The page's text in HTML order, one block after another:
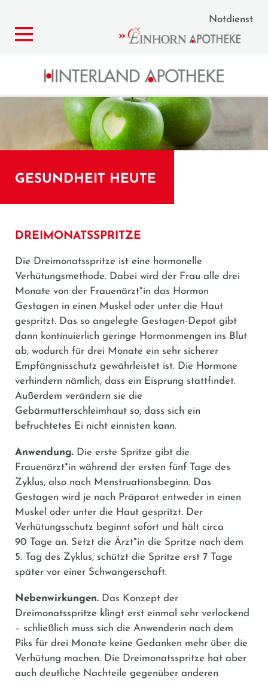
Notdienst
GESUNDHEIT HEUTE
DREIMONATSSPRITZE
Die Dreimonatsspritze ist eine hormonelle
Verhütungsmethode. Dabei wird der Frau alle drei
Monate von der Frauenärzt*in das Hormon
Gestagen in einen Muskel oder unter die Haut
gespritzt. Das so angelegte Gestagen-Depot gibt
dann kontinuierlich geringe Hormonmengen ins Blut
ab, wodurch für drei Monate ein sehr sicherer
Empfängnisschutz gewährleistet ist. Die Hormone
verhindern nämlich, dass ein Eisprung stattfindet.
Außerdem verändern sie die
Gebärmutterschleimhaut so, dass sich ein
befruchtetes Ei nicht einnisten kann.
Anwendung. Die erste Spritze gibt die
Frauenärzt*in während der ersten fünf Tage des
Zyklus, also nach Menstruationsbeginn. Das
Gestagen wird je nach Präparat entweder in einen
Muskel oder unter die Haut gespritzt. Der
Verhütungsschutz beginnt sofort und hält circa
90 Tage an. Setzt die Ärzt*in die Spritze nach dem
5. Tag des Zyklus, schützt die Spritze erst 7 Tage
später vor einer Schwangerschaft.
Nebenwirkungen. Das Konzept der
Dreimonatsspritze klingt erst einmal sehr verlockend
– schließlich muss sich die Anwenderin nach dem
Piks für drei Monate keine Gedanken mehr über die
Verhütung machen. Die Dreimonatsspritze hat aber
auch deutliche Nachteile gegenüber anderen